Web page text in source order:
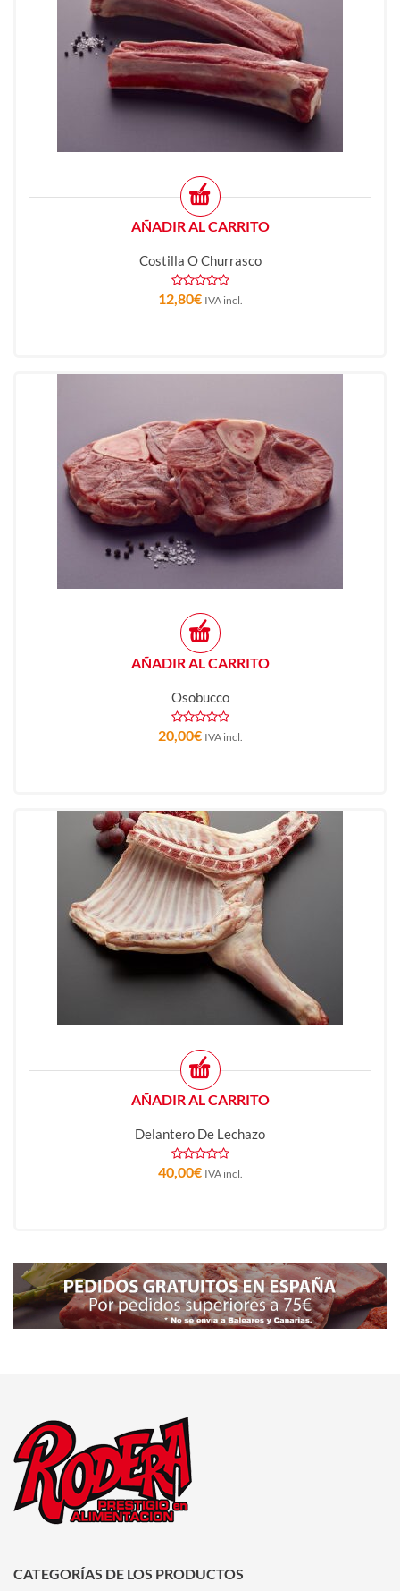
AÑADIR AL CARRITO
Costilla O Churrasco
12,80€ IVA incl.
AÑADIR AL CARRITO
Osobucco
20,00€ IVA incl.
AÑADIR AL CARRITO
Delantero De Lechazo
40,00€ IVA incl.
CATEGORÍAS DE LOS PRODUCTOS